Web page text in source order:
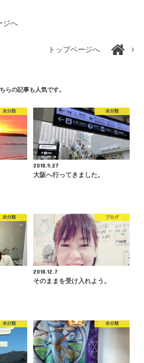
ジへ
トップページへ
らの記事も人気です。
未分類 未分類
2018.9.27
大阪へ行ってきました。
未分類 ブログ
2018.12.7
そのままを受け入れよう。
未分類 未分類